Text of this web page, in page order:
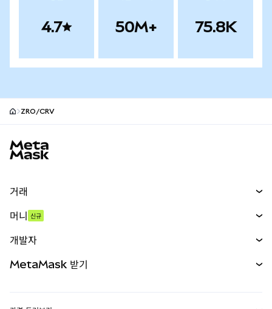
4.7 50M+ 75.8K
ZRO/CRV
거래
무기한 선물
실물자산
머니 신규
개발자
MetaMask 받기